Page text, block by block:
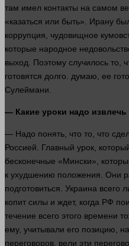
там имел контакты на самом
«казаться или быть». Ирану
коррупция, чудовищное
которые народное
выход. Поэтому случилось то,
готовятся долго думаю , ее
Сулеймани.
— Какие уроки надо
— Надо понять , что то, что
Россией. Главный урок,
бесконечные «Мински»,
к ухудшению положения. Они
подготовиться. Украина всего
копит силы и ждет, когда РФ
течение всего этого времени
ему, учитывали его позицию,
переговоров, вели эти